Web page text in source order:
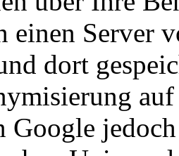
einen Server
dort
Google